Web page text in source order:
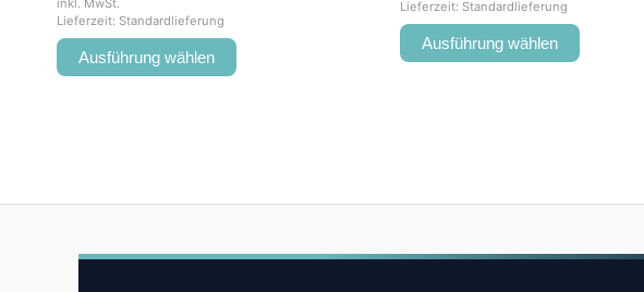
inkl. MwSt.
Lieferzeit: Standardlieferung
Ausführung wählen
Lieferzeit: Standardlieferung
Ausführung wählen